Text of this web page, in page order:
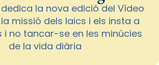
dedica la nova edició del Vídeo
missió dels laics i els insta a
i no tancar-se en les minúcies
de la vida diària